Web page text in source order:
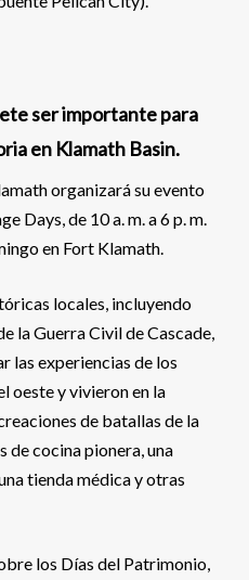
ser importante para
en Klamath Basin.
organizará su evento
Days, de 10 a. m. a 6 p. m.
en Fort Klamath.
locales, incluyendo
la Guerra Civil de Cascade,
las experiencias de los
oeste y vivieron en la
de batallas de la
de cocina pionera, una
tienda médica y otras
los Días del Patrimonio,